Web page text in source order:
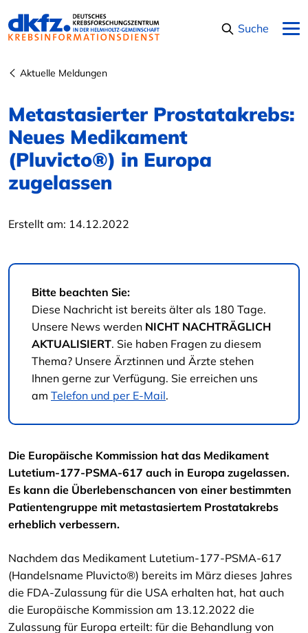
Suche
Aktuelle Meldungen
Metastasierter Prostatakrebs:
Neues Medikament
(Pluvicto®) in Europa
zugelassen
Erstellt am: 14.12.2022
Bitte beachten Sie:
Diese Nachricht ist bereits älter als 180 Tage.
Unsere News werden NICHT NACHTRÄGLICH
AKTUALISIERT. Sie haben Fragen zu diesem
Thema? Unsere Ärztinnen und Ärzte stehen
Ihnen gerne zur Verfügung. Sie erreichen uns
am Telefon und per E-Mail.
Die Europäische Kommission hat das Medikament
Lutetium-177-PSMA-617 auch in Europa zugelassen.
Es kann die Überlebenschancen von einer bestimmten
Patientengruppe mit metastasiertem Prostatakrebs
erheblich verbessern.
Nachdem das Medikament Lutetium-177-PSMA-617
(Handelsname Pluvicto®) bereits im März dieses Jahres
die FDA-Zulassung für die USA erhalten hat, hat auch
die Europäische Kommission am 13.12.2022 die
Zulassung für Europa erteilt: für die Behandlung von